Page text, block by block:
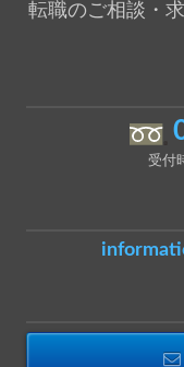
転職のご相談・
受付